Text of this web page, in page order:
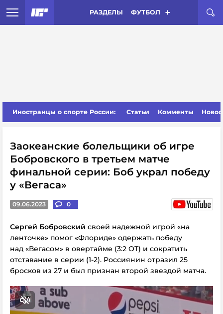
РАЗДЕЛЫ ФУТБОЛ
Иностранцы о спорте России: Статьи Комменты
Заокеанские болельщики об игре
Бобровского в третьем матче
финальной серии: Боб украл победу
у «Вегаса»
09.06.2023 0
Сергей Бобровский своей надежной игрой «на
ленточке» помог «Флориде» одержать победу
над «Вегасом» в овертайме (3:2 ОТ) и сократить
отставание в серии (1-2). Россиянин отразил 25
бросков из 27 и был признан второй звездой матча.